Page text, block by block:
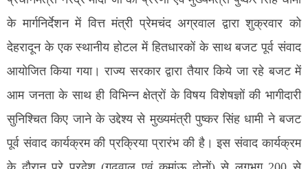
के मार्गनिर्देशन में वित्त मंत्री प्रेमचंद अग्रवाल द्वारा शुक्रवार को
देहरादून के एक स्थानीय होटल में हितधारकों के साथ बजट पूर्व संवाद
आयोजित किया गया। राज्य सरकार द्वारा तैयार किये जा रहे बजट में
आम जनता के साथ ही विभिन्न क्षेत्रों के विषय विशेषज्ञों की भागीदारी
सुनिश्चित किए जाने के उद्देश्य से मुख्यमंत्री पुष्कर सिंह धामी ने बजट
पूर्व संवाद कार्यक्रम की प्रक्रिया प्रारंभ की है। इस संवाद कार्यक्रम